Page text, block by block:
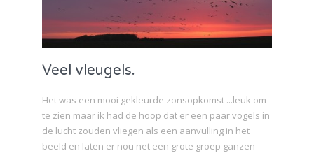
Veel vleugels.
Het was een mooi gekleurde zonsopkomst ...leuk om
te zien maar ik had de hoop dat er een paar vogels in
de lucht zouden vliegen als een aanvulling in het
beeld en laten er nou net een grote groep ganzen